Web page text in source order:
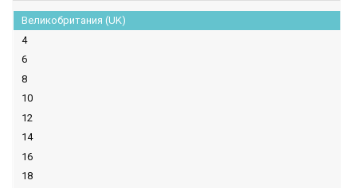
Великобритания (UK)
4
6
8
10
12
14
16
18